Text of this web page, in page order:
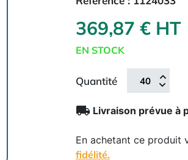
369,87 € HT
EN STOCK
Quantité
local_shipping Livraison prévue à
En achetant ce produit
fidélité.